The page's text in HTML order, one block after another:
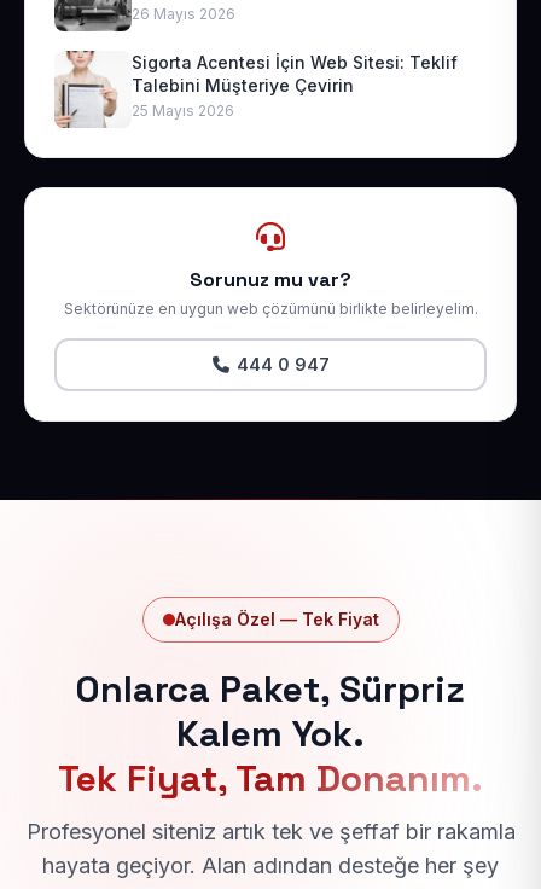
26 Mayıs 2026
Sigorta Acentesi İçin Web Sitesi: Teklif
Talebini Müşteriye Çevirin
25 Mayıs 2026
Sorunuz mu var?
Sektörünüze en uygun web çözümünü birlikte belirleyelim.
444 0 947
Açılışa Özel — Tek Fiyat
Onlarca Paket, Sürpriz
Kalem Yok.
Tek Fiyat, Tam Donanım.
Profesyonel siteniz artık tek ve şeffaf bir rakamla
hayata geçiyor. Alan adından desteğe her şey